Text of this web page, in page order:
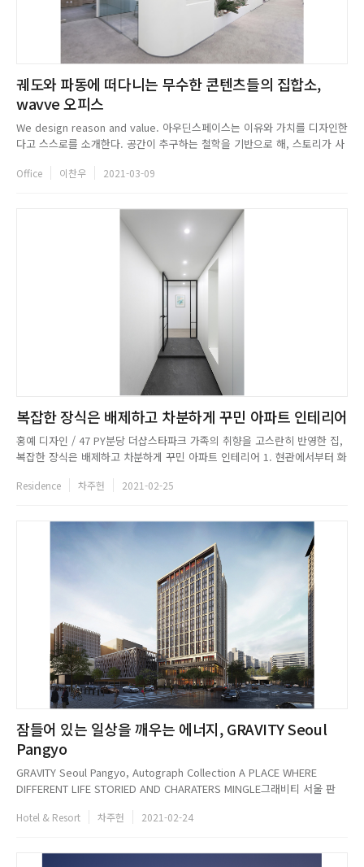
궤도와 파동에 떠다니는 무수한 콘텐츠들의 집합소,
wavve 오피스
We design reason and value. 아우딘스페이스는 이유와 가치를 디자인한
다고 스스로를 소개한다. 공간이 추구하는 철학을 기반으로 해, 스토리가 사
요소에서 합리적인 이유를 찾을 수 있는 디자인. 이것이 바로 아우딘스페이
Office 이찬우 2021-03-09
복잡한 장식은 배제하고 차분하게 꾸민 아파트 인테리어
홍예 디자인 / 47 PY분당 더샵스타파크 가족의 취향을 고스란히 반영한 집,
복잡한 장식은 배제하고 차분하게 꾸민 아파트 인테리어 1. 현관에서부터 화
화하기 위해 널찍한 거울을 두었으며, 격자가 없는 블랙 프레임의 투명 유리
Residence 차주헌 2021-02-25
잠들어 있는 일상을 깨우는 에너지, GRAVITY Seoul
Pangyo
GRAVITY Seoul Pangyo, Autograph Collection A PLACE WHERE
DIFFERENT LIFE STORIED AND CHARATERS MINGLE그래비티 서울 판
학 아래 자신만의 개성과 가치를 찾아나서는 현대 여행자를 위해 감각적이고
Hotel & Resort 차주헌 2021-02-24